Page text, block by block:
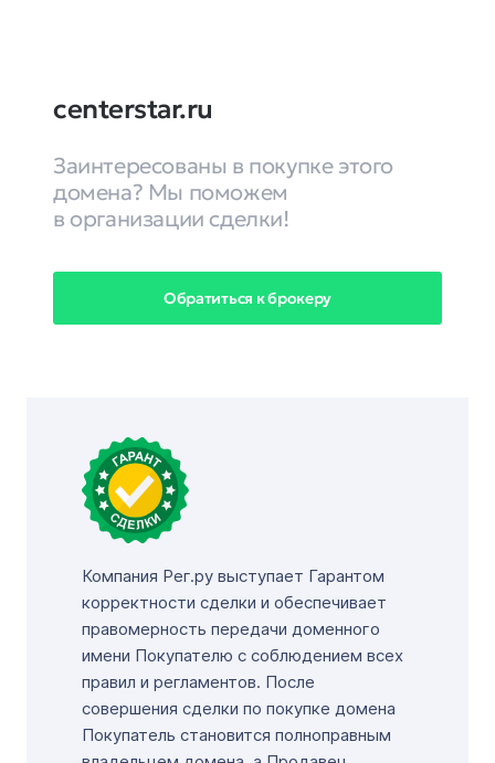
centerstar.ru
Заинтересованы в покупке этого
домена? Мы поможем
в организации сделки!
Обратиться к брокеру
Компания Рег.ру выступает Гарантом
корректности сделки и обеспечивает
правомерность передачи доменного
имени Покупателю с соблюдением всех
правил и регламентов. После
совершения сделки по покупке домена
Покупатель становится полноправным